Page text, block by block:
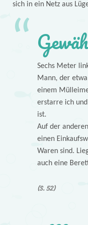
sich in ein Netz aus
Sechs Meter
Mann, der
einem
erstarre ich
ist.
Auf der
einen
Waren sind.
auch eine
(S. 52)